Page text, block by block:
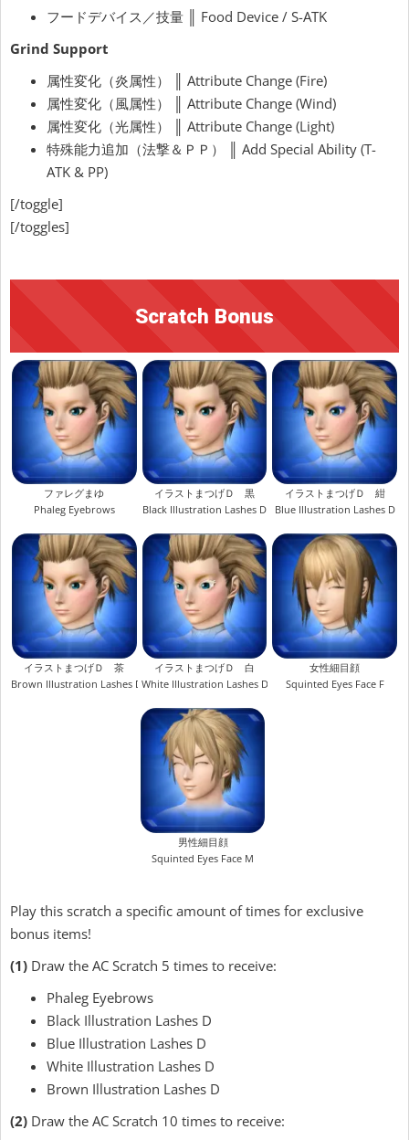
フードデバイス／技量 ║ Food Device / S-ATK
Grind Support
属性変化（炎属性） ║ Attribute Change (Fire)
属性変化（風属性） ║ Attribute Change (Wind)
属性変化（光属性） ║ Attribute Change (Light)
特殊能力追加（法撃＆ＰＰ） ║ Add Special Ability (T-
ATK & PP)
[/toggle]
[/toggles]
Scratch Bonus
ファレグまゆ
Phaleg Eyebrows
イラストまつげＤ 黒
Black Illustration Lashes D
イラストまつげＤ 紺
Blue Illustration Lashes D
イラストまつげＤ 茶
Brown Illustration Lashes D
イラストまつげＤ 白
White Illustration Lashes D
女性細目顔
Squinted Eyes Face F
男性細目顔
Squinted Eyes Face M
Play this scratch a specific amount of times for exclusive
bonus items!
(1) Draw the AC Scratch 5 times to receive:
Phaleg Eyebrows
Black Illustration Lashes D
Blue Illustration Lashes D
White Illustration Lashes D
Brown Illustration Lashes D
(2) Draw the AC Scratch 10 times to receive: